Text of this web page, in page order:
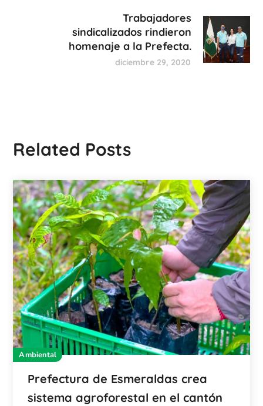
Trabajadores
sindicalizados rindieron
homenaje a la Prefecta.
diciembre 29, 2020
Related Posts
Ambiental
Prefectura de Esmeraldas crea
sistema agroforestal en el cantón